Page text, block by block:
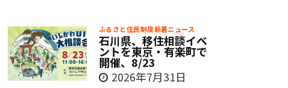
ふるさと住民制度新着ニュース
石川県、移住相談イベ
ントを東京・有楽町で
開催、8/23
2026年7月31日